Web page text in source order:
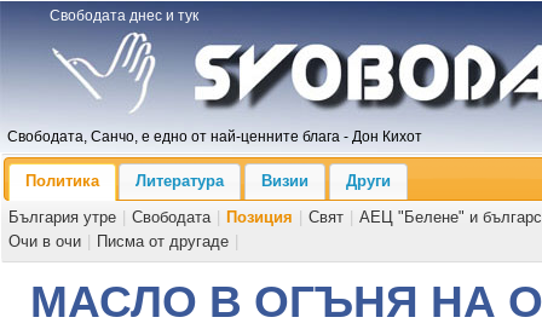
Свободата днес и тук
Свободата, Санчо, е едно от най-ценните блага - Дон Кихот
Политика Литература Визии
Други
България утре
Свободата Позиция Свят
АЕЦ "Белене" и
Очи в очи
Писма от другаде
МАСЛО В ОГЪНЯ НА